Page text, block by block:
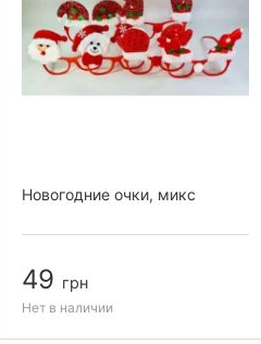
Новогодние очки, микс
49 грн
Нет в наличии